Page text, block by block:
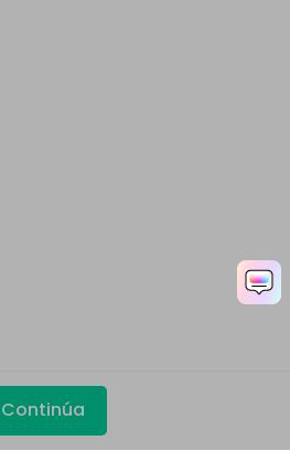
Continúa